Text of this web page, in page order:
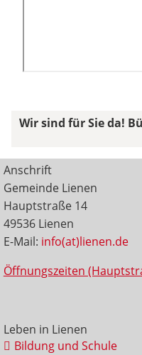
Wir sind für Sie da!
Anschrift
Gemeinde Lienen
Hauptstraße 14
49536 Lienen
E-Mail: info(at)lienen.de
Öffnungszeiten
Leben in Lienen
Bildung und Schule